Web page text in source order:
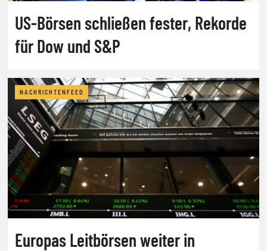
US-Börsen schließen fester, Rekorde
für Dow und S&P
NACHRICHTENFEED
Europas Leitbörsen weiter in